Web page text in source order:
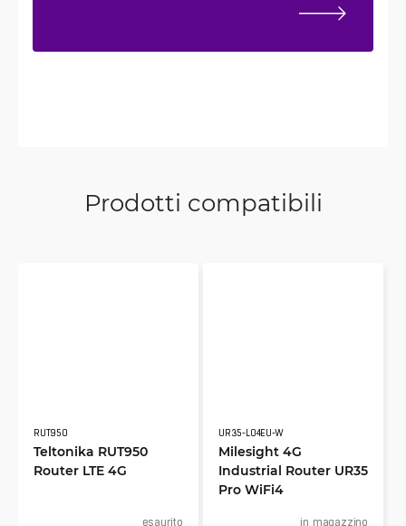
Prodotti compatibili
RUT950
Teltonika RUT950
Router LTE 4G
esaurito
UR35-L04EU-W
Milesight 4G
Industrial Router UR35
Pro WiFi4
in magazzino